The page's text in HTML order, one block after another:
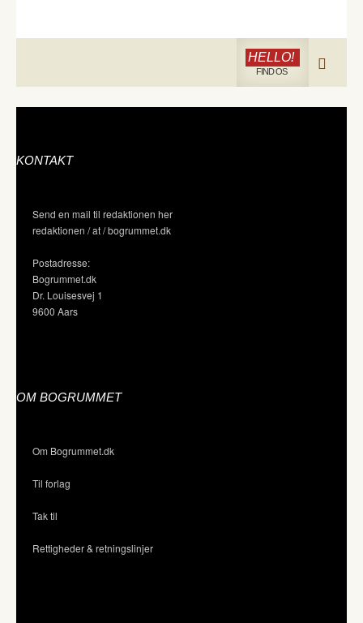
HELLO!
FIND OS
KONTAKT
Send en mail til redaktionen her
redaktionen / at / bogrummet.dk
Postadresse:
Bogrummet.dk
Dr. Louisesvej 1
9600 Aars
OM BOGRUMMET
Om Bogrummet.dk
Til forlag
Tak til
Rettigheder & retningslinjer